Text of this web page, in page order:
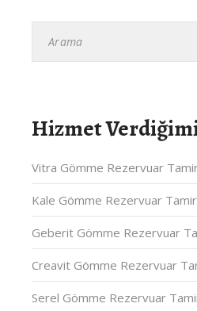
Hizmet
Vitra Gömme Rezervuar
Kale Gömme Rezervuar
Geberit Gömme Rezervuar
Creavit Gömme Rezervuar
Serel Gömme Rezervuar